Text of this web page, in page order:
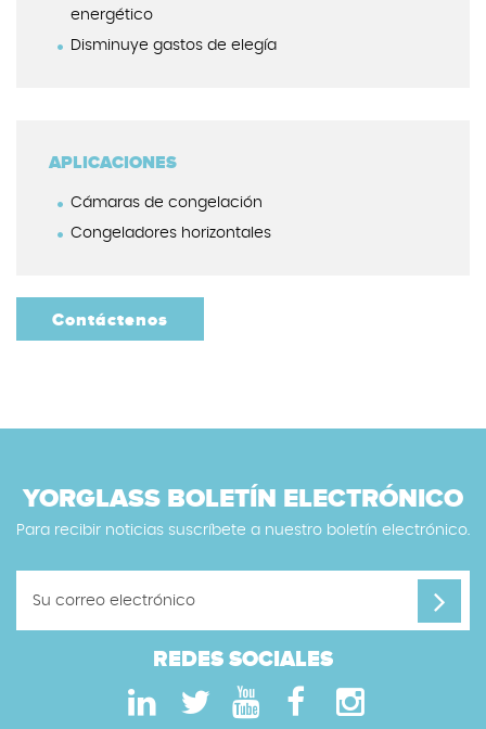
energético
Disminuye gastos de elegía
APLICACIONES
Cámaras de congelación
Congeladores horizontales
Contáctenos
YORGLASS BOLETÍN ELECTRÓNICO
Para recibir noticias suscríbete a nuestro boletín electrónico.
REDES SOCIALES